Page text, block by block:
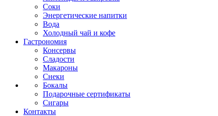
Соки
Энергетические напитки
Вода
Холодный чай и кофе
Гастрономия
Консервы
Сладости
Макароны
Снеки
Бокалы
Подарочные сертификаты
Сигары
Контакты